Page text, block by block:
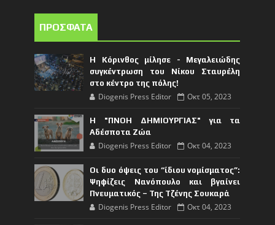
ΠΡΟΣΦΑΤΑ
Η Κόρινθος μίλησε - Μεγαλειώδης
συγκέντρωση του Νίκου Σταυρέλη
στο κέντρο της πόλης!
Diogenis Press Editor Οκτ 05, 2023
Η "ΠΝΟΗ ΔΗΜΙΟΥΡΓΙΑΣ" για τα
Αδέσποτα Ζώα
Diogenis Press Editor Οκτ 04, 2023
Οι δυο όψεις του “ίδιου νομίσματος”:
Ψηφίζεις Νανόπουλο και βγαίνει
Πνευματικός – Της Τζένης Σουκαρά
Diogenis Press Editor Οκτ 04, 2023